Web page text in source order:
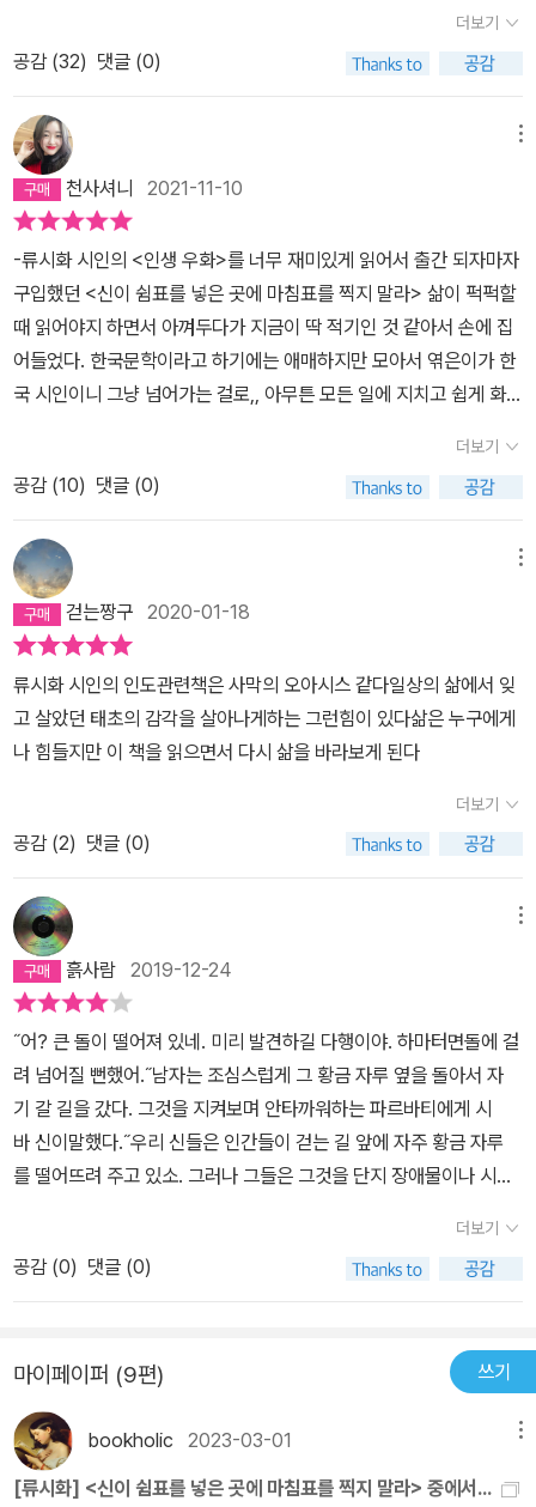
T 강국이 된 나라 등으로 아빠는 알고 있단다. 그러면서 그 내용들이
참 연관성이 없다는 생각이 들었어. 다르게 이야기하면여러 다양성이
있는 나라라고도 말할 수 있겠지. 위에서 이야기한 것은 아빠가 생각
하고 있는 인도의 이미지를이야기한 것이기 때문에 아빠가 잘못 알고
이야기한 것일 수도 있어. 인도라는 나라를 가본 적은 없으니까. 그런
데 위에서 이야기한 이미지 외에 명상의 나라이자 지혜의 나라라는
이미지가 있는데, 이것은 순전히 류시화 님의 책들을 통해서 알게 된
인도의 이미지란다. 류시화님은 인도 여행을 자주 하시고 기행문도
여럿 쓰시고, 인도에 전해지는 이야기들을 자주 소개해 주었단다. 아
빠가 그런 책들을 읽으면서 인도의 또 다른 이미지를 하나 만들게 된
것이지.이번에 읽은 류시화 님의 <신이 쉼표를 넣은 곳에 마침표를
찍지 말라>라는 책도 인도 관련된 책이란다. 인도를 여행하면서 우
화, 신화 등을 모은 책이란다. 책이 좀 두꺼운데 인도의 우화가 이렇게
도많구나, 하는 생각이 들었어. 짤막짤막한 이야기들이 긴 생각을 하
어서 너희들도 읽으면 좋겠다는 생각을 했단다. 너희들이 공부하는
시간이늘면서 책 읽는 시간이 줄어들었지만 말이야. 류시화 님은 이
책의 지은이는 자신이 아니라고 이야기하셨어. 자신은 이야기를 수집
하고 엮었을 뿐이라고 말이야. 류시화 님 덕분에좋은 이야기들을 만
나고, 그로 인해 힐링도 하고 깊은 생각도 할 수 있어서 좋았단다.1.읽
을 때는 몰랐는데, 책 소개를 다시 보니 이 책에 100편의 이야기가 실
려 있다고 하는구나. 나중에 심심할 때 책을꺼내서 아무 페이지나 펼
실린 이야기몇 편을 소개해 볼게. 자신이 가르쳐주는 내용을 제대로
공부하지 않은 아이를 혼내는 선생님. 그 아이는 자신이 배운 산스크
리트어의 책의 첫 문장만 알고 있다고 했고, 어쩌면두 번째 문장도 배
운 것 같다고 했어. 공부한 양이 적다고 더 혼내시는 선생님. 그런데
그 아이가 배웠다고 하는 문장은 삶의 지혜가 담겨 있었단다. 무조건
많이 아는 것이 좋은 것은 아니야. 지혜로운 삶의 진리 한두 개만 알아
도 나쁘지 않아.======================(26)그때구루
의 시선이 소년이 배웠다고 말한 첫 번째 문장에 꽂혔다. 인도의 초급
교과서는 ‘개’나 ‘고양이’ 같은 단어들로 시작하지 않는다. 인생의 조
언으로 시작한다. 산스크리트어로 된 책의 알파벳 뒤에는 다음과 같
은 첫 문장이 적혀 있었다.‘화내지 말라. 결과 흥분하지 말라. 이성을
잃지 말라.’그리고두 번째 문장은 이것이었다.‘진실을 말하라. 언제나
로는 경지에 오르지 못한다는 글도좋았단다. 경쟁 때문에 하는 것이
그것이 쉽지는 않더구나.======================(5
6)“그대에게는 뛰어는 음악적 소질이있는데, 단 한 가지가 문제다. 누
군가를 이기려는 욕망이그것이다. 훌륭한 음악성과 재능을 가졌음에
도 그대의 가슴은 음악이 아니라 다른 사람을 이기겠다는 일념으로가
득 차 있다. 이 욕망은 그대를 음악과 완전히 하나가 되지 못하게 하는
더보기
공감 (32) 댓글 (0)
천사셔니 2021-11-10
-류시화 시인의 <인생 우화>를 너무 재미있게 읽어서 출간 되자마자
구입했던 <신이 쉼표를 넣은 곳에 마침표를 찍지 말라> 삶이 퍽퍽할
때 읽어야지 하면서 아껴두다가 지금이 딱 적기인 것 같아서 손에 집
어들었다. 한국문학이라고 하기에는 애매하지만 모아서 엮은이가 한
국 시인이니 그냥 넘어가는 걸로,, 아무튼 모든 일에 지치고 쉽게 화가
버거울 때 우리는 이야기를 찾는다. 그러나 진한 여운을 남기는 이야
기는 이럴 때 손에 잘 집히지 않는다. 내 삶이 버거워 타인의 힘든 삶
을 함께 짊어지지 못하는 것과 같은 이유에서다. 용기를 얻고 위안을
얻을 수 있는 이야기나 교훈과 깨달음을 주는 이야기를 통해 지금의
상황을 객관적으로 바라볼 수 있게 된다면, 큰 도움을 받게 된다. 어른
들을 위한 동화가 나오는 이유도 비슷하지 않을까. 잊고 지냈던 삶의
지혜와 동심을 통해 내가 처하는 삶을 다시금 바라보는 것이다. 우리
의 옛 조상들은 그런 시민들의 마음을 잘 알았던 것 같다. 그리 단순하
게 그리 큰 여운을 주는 이야기들을 만들어낸 것을 보면 말이다. 이것
이 중요한 부분일지도 모른다. ‘쉽고 재밌게’ 읽으면서도 ‘많은’ 깨달
음을 건네준다는 것. 양치기소년의 어리석음을 통해 거짓말은 나쁘다
는 것을 배웠던 것 처럼 말이다. 인도의 우화는 특히 더 쉽고 재미있
로 인식하면 크게 불편하지 않다. 우리는 그저 누군가의 지혜를 읽고
느끼고 생각하고 깨달으면 된다. -작가의 역할이란 무엇인가에 대해
서 생각해 봤다. 류시화 시인은 좋은 글들을 독자들에게 전해준다. 혼
자 보기 아깝고 많은 사람이 느꼈으면 하는 것들을. 작가는 이야기를
만드는 사람임과 동시에 말로, 글로 통해 ‘전하는’사람이다. 만드는 사
람만 있다면 아무도 그 글이 만들어졌는지 조차 알 수 없다. 전하지 않
으면 아무런 의미가 없다. 그런 의미에서 이야기를 전하는 이야기꾼
의 역할도 중요하다. 다정하고 유쾌한 이야기들을 우리에게 전해주는
시인의 다정함에 더욱 열심히 페이지를 넘기게 된다.
더보기
공감 (10) 댓글 (0)
걷는짱구 2020-01-18
류시화 시인의 인도관련책은 사막의 오아시스 같다일상의 삶에서 잊
고 살았던 태초의 감각을 살아나게하는 그런힘이 있다삶은 누구에게
나 힘들지만 이 책을 읽으면서 다시 삶을 바라보게 된다
더보기
공감 (2) 댓글 (0)
흙사람 2019-12-24
˝어? 큰 돌이 떨어져 있네. 미리 발견하길 다행이야. 하마터면돌에 걸
려 넘어질 뻔했어.˝남자는 조심스럽게 그 황금 자루 옆을 돌아서 자
기 갈 길을 갔다. 그것을 지켜보며 안타까워하는 파르바티에게 시
바 신이말했다.˝우리 신들은 인간들이 걷는 길 앞에 자주 황금 자루
를 떨어뜨려 주고 있소. 그러나 그들은 그것을 단지 장애물이나 시련
면 삶이 달라질 텐데 말이오.˝'어? 큰 돌이 떨어져 있네. 미리 발견하
길 다행이야. 하마터면돌에 걸려 넘어질 뻔했어.'남자는 조심스럽
게 그 황금 자루 옆을 돌아서 자기 갈 길을 갔다. 그것을 지켜보며 안
는 길 앞에 자주 황금 자루를 떨어뜨려 주고 있소. 그러나 그들은 그것
을 단지 장애물이나 시련으로 여기고 안을 열어 보려고도 하지 않
소. 그것이 황금인 것을알면 삶이 달라질 텐데 말이오.'
더보기
공감 (0) 댓글 (0)
마이페이퍼 (9편) 쓰기
bookholic 2023-03-01
[류시화] <신이 쉼표를 넣은 곳에 마침표를 찍지 말라> 중에서...